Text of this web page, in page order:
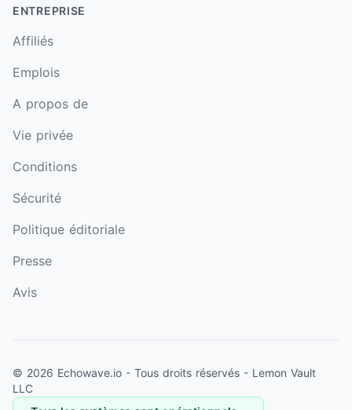
ENTREPRISE
Affiliés
Emplois
A propos de
Vie privée
Conditions
Sécurité
Politique éditoriale
Presse
Avis
© 2026 Echowave.io - Tous droits réservés - Lemon Vault
LLC